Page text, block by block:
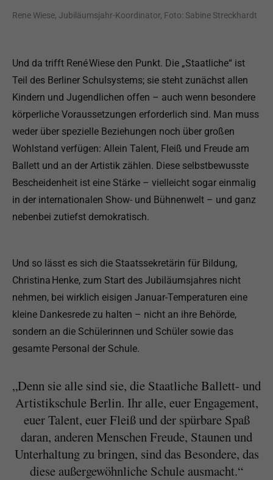
Rene Wiese, Jubiläumsjahr-Koordinator, Foto: Sabine Streckhardt
Und da trifft René Wiese den Punkt. Die „Staatliche“ ist
Teil des Berliner Schulsystems; sie steht zunächst allen
Kindern und Jugendlichen offen – auch wenn besondere
körperliche Voraussetzungen erforderlich sind. Man muss
weder über spezielle Beziehungen noch über großen
Wohlstand verfügen: Allein Talent, Fleiß und Freude am
Ballett und an der Artistik zählen. Diese selbstbewusste
Bescheidenheit ist eine Stärke – vielleicht sogar einmalig
in der internationalen Show- und Bühnenwelt – und ganz
nebenbei zutiefst demokratisch.
Und so lässt es sich die Staatssekretärin für Bildung,
Christina Henke, zum Start des Jubiläumsjahres nicht
nehmen, bei wirklich eisigen Januar-Temperaturen eine
kleine Dankesrede zu halten – nicht an ihre Behörde,
sondern an die Schülerinnen und Schüler sowie das
gesamte Personal der Schule.
„Denn sie alle sind sie, die Staatliche Ballett- und
Artistikschule Berlin. Ihr alle, euer Engagement,
euer Talent, euer Fleiß und der spürbare Spaß
daran, anderen Menschen Freude, Staunen und
Unterhaltung zu bringen, sind das Besondere, das
diese außergewöhnliche Schule ausmacht.“